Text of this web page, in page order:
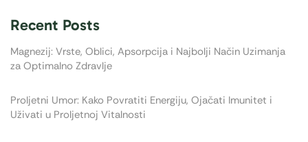
Recent Posts
Magnezij: Vrste, Oblici, Apsorpcija i Najbolji Način Uzimanja
za Optimalno Zdravlje
Proljetni Umor: Kako Povratiti Energiju, Ojačati Imunitet i
Uživati u Proljetnoj Vitalnosti